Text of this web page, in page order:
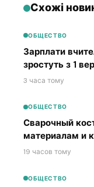
Схожі
ОБЩЕСТВО
Зарплати
зростуть з 1
3 часа тому
ОБЩЕСТВО
Сварочный
материалам и
19 часов тому
ОБЩЕСТВО